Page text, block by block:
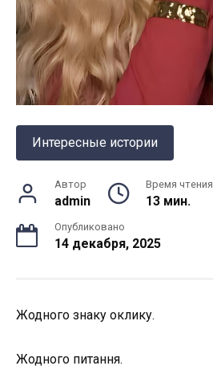
Интересные истории
Автор
admin
Время чтения
13 мин.
Опубликовано
14 декабря, 2025
Жодного знаку оклику.
Жодного питання.